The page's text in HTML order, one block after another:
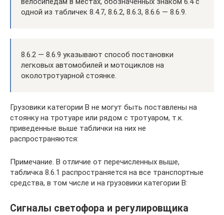
одной из табличек 8.4.7, 8.6.2, 8.6.3, 8.6.6 — 8.6.9.
8.6.2 — 8.6.9 указывают способ постановки
легковых автомобилей и мотоциклов на
околотротуарной стоянке.
Грузовики категории В не могут быть поставлены на
стоянку на тротуаре или рядом с тротуаром, т.к.
приведенные выше таблички на них не
распространяются:
Примечание. В отличие от перечисленных выше,
табличка 8.6.1 распространяется на все транспортные
средства, в том числе и на грузовики категории B:
Сигналы светофора и регулировщика